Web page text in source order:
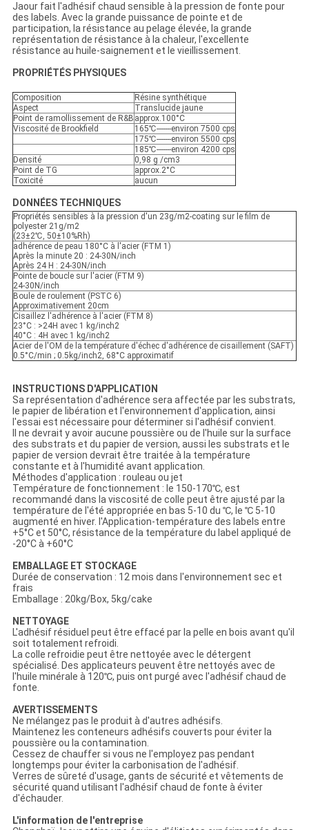
Jaour fait l'adhésif chaud sensible à la pression de fonte pour
des labels. Avec la grande puissance de pointe et de
participation, la résistance au pelage élevée, la grande
représentation de résistance à la chaleur, l'excellente
résistance au huile-saignement et le vieillissement.
PROPRIÉTÉS PHYSIQUES
Composition
Résine synthétique
Aspect
Translucide jaune
Point de ramollissement de R&B approx.100°C
Viscosité de Brookfield
165℃-------environ 7500 cps
175℃-------environ 5500 cps
185℃-------environ 4200 cps
Densité
0,98 g /cm3
Point de TG
approx.2°C
Toxicité
aucun
DONNÉES TECHNIQUES
Propriétés sensibles à la pression d'un 23g/m2-coating sur le film de
polyester 21g/m2
(23±2℃, 50±10%Rh)
adhérence de peau 180°C à l'acier (FTM 1)
Après la minute 20 : 24-30N/inch
Après 24 H : 24-30N/inch
Pointe de boucle sur l'acier (FTM 9)
24-30N/inch
Boule de roulement (PSTC 6)
Approximativement 20cm
Cisaillez l'adhérence à l'acier (FTM 8)
23°C : >24H avec 1 kg/inch2
40°C : 4H avec 1 kg/inch2
Acier de l'OM de la température d'échec d'adhérence de cisaillement (SAFT)
0.5°C/min ; 0.5kg/inch2, 68°C approximatif
INSTRUCTIONS D'APPLICATION
Sa représentation d'adhérence sera affectée par les substrats,
le papier de libération et l'environnement d'application, ainsi
l'essai est nécessaire pour déterminer si l'adhésif convient.
Il ne devrait y avoir aucune poussière ou de l'huile sur la surface
des substrats et du papier de version, aussi les substrats et le
papier de version devrait être traitée à la température
constante et à l'humidité avant application.
Méthodes d'application : rouleau ou jet
Température de fonctionnement : le 150-170℃, est
recommandé dans la viscosité de colle peut être ajusté par la
température de l'été appropriée en bas 5-10 du ℃, le ℃ 5-10
augmenté en hiver. l'Application-température des labels entre
+5°C et 50°C, résistance de la température du label appliqué de
-20°C à +60°C
EMBALLAGE ET STOCKAGE
Durée de conservation : 12 mois dans l'environnement sec et
frais
Emballage : 20kg/Box, 5kg/cake
NETTOYAGE
L'adhésif résiduel peut être effacé par la pelle en bois avant qu'il
soit totalement refroidi.
La colle refroidie peut être nettoyée avec le détergent
spécialisé. Des applicateurs peuvent être nettoyés avec de
l'huile minérale à 120℃, puis ont purgé avec l'adhésif chaud de
fonte.
AVERTISSEMENTS
Ne mélangez pas le produit à d'autres adhésifs.
Maintenez les conteneurs adhésifs couverts pour éviter la
poussière ou la contamination.
Cessez de chauffer si vous ne l'employez pas pendant
longtemps pour éviter la carbonisation de l'adhésif.
Verres de sûreté d'usage, gants de sécurité et vêtements de
sécurité quand utilisant l'adhésif chaud de fonte à éviter
d'échauder.
L'information de l'entreprise